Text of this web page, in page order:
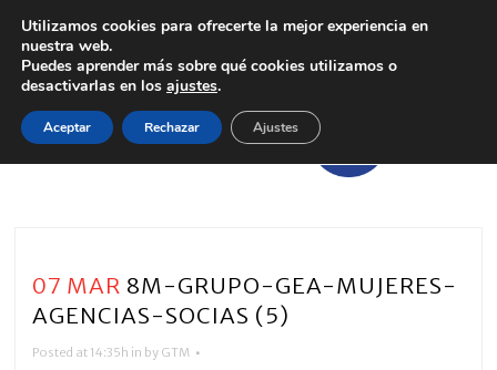
07 MAR 8M-GRUPO-GEA-MUJERES-
AGENCIAS-SOCIAS (5)
Posted at 14:35h in by GTM
Utilizamos cookies para ofrecerte la mejor experiencia en
nuestra web.
Puedes aprender más sobre qué cookies utilizamos o
desactivarlas en los ajustes.
Aceptar Rechazar Ajustes